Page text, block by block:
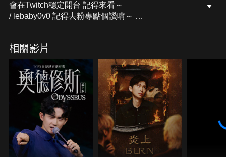
會在Twitch穩定開台 記得來看～
/ lebaby0v0 記得去粉專點個讚唷～
/ lebaby0v0 Instagram：lebaby0v0
/ lebaby0v0 本頻道授權相關請洽詢：
littlefish@mesports.com.tw
若非此窗口授權，一律概不承認。
業務合作請洽：san710501@mesports.com.tw
相關影片